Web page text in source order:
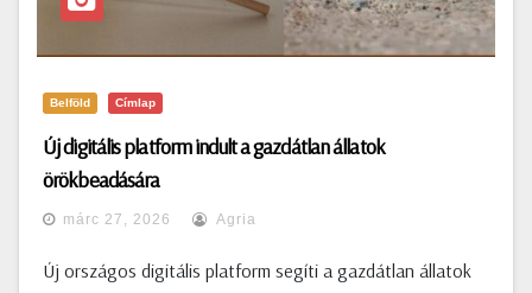
Belföld Címlap
Új digitális platform indult a gazdátlan állatok
örökbeadására
márc 27, 2026 Agria
Új országos digitális platform segíti a gazdátlan állatok